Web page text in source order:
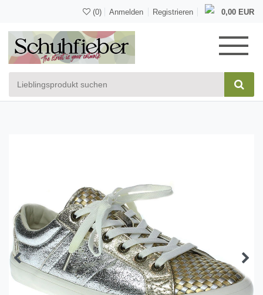
(0) Anmelden Registrieren 0,00 EUR